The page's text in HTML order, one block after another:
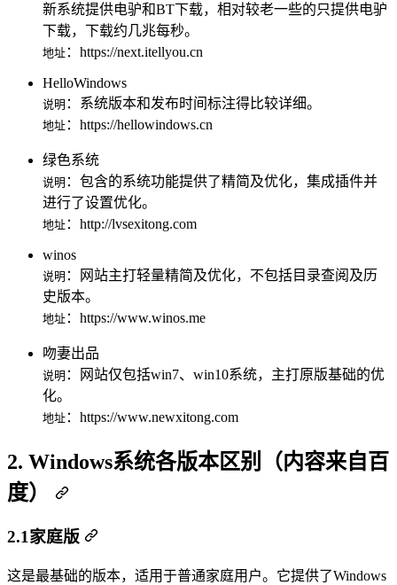
新系统提供电驴和BT下载，相对较老一些的只提供电驴
下载，下载约几兆每秒。
地址 ：https://next.itellyou.cn
HelloWindows
说明 ：系统版本和发布时间标注得比较详细。
地址 ：https://hellowindows.cn
绿色系统
说明 ：包含的系统功能提供了精简及优化，集成插件并
进行了设置优化。
地址 ：http://lvsexitong.com
winos
说明 ：网站主打轻量精简及优化，不包括目录查阅及历
史版本。
地址 ：https://www.winos.me
吻妻出品
说明 ：网站仅包括win7、win10系统，主打原版基础的优
化。
地址 ：https://www.newxitong.com
2. Windows系统各版本区别（内容来自百
度）
2.1‌家庭版
这是最基础的版本，适用于普通家庭用户。它提供了Windows